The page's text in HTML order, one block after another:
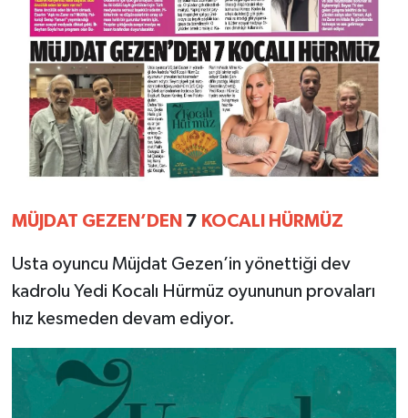
MÜJDAT GEZEN’DEN 7 KOCALI HÜRMÜZ
Usta oyuncu Müjdat Gezen’in yönettiği dev
kadrolu Yedi Kocalı Hürmüz oyununun provaları
hız kesmeden devam ediyor.